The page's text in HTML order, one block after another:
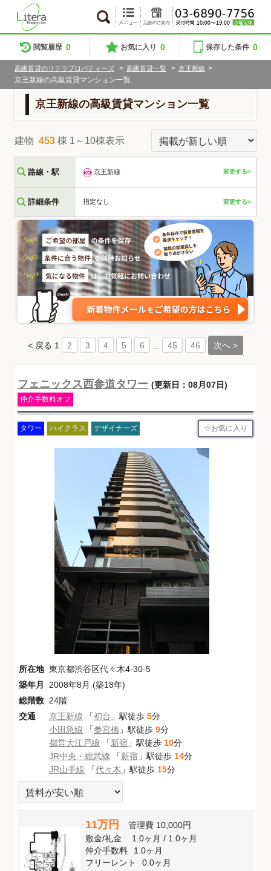
閲覧履歴 0 お気に入り 0 保存した条件 0
高級賃貸のリテラプロパティーズ > 高級賃貸一覧 > 京王新線 >
京王新線の高級賃貸マンション一覧
京王新線の高級賃貸マンション一覧
建物 453 棟 1～10棟表示
路線・駅 京王新線 変更する>
詳細条件 指定なし 変更する>
< 戻る 1 2 3 4 5 6 45 46 次へ >
フェニックス西参道タワー (更新日：08月07日)
仲介手数料オフ
タワー ハイクラス デザイナーズ お気に入り
所在地 東京都渋谷区代々木4-30-5
築年月
2008年8月 (築18年)
総階数 24階
交通
京王新線 「初台 」駅徒歩 5分
小田急線 「参宮橋 」駅徒歩 9分
都営大江戸線 「新宿 」駅徒歩 10分
JR中央・総武線 「新宿 」駅徒歩 14分
JR山手線 「代々木 」駅徒歩 15分
11万円 管理費 10,000円
敷金/礼金 1.0ヶ月/ 1.0ヶ月
仲介手数料
1.0ヶ月
フリーレント
0.0ヶ月